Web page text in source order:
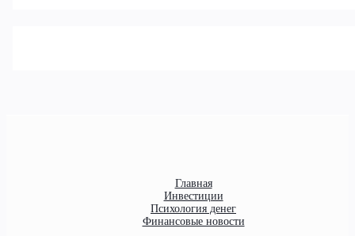
Главная
Инвестиции
Психология денег
Финансовые новости